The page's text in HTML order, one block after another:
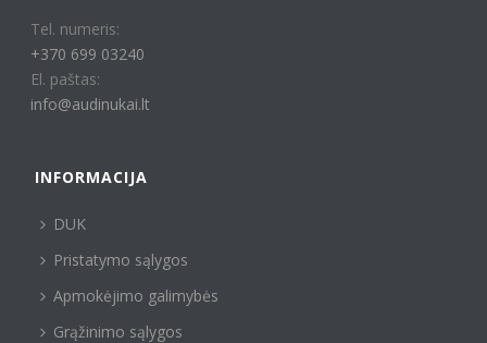
Tel. numeris:
+370 699 03240
El. paštas:
info@audinukai.lt
INFORMACIJA
DUK
Pristatymo sąlygos
Apmokėjimo galimybės
Grąžinimo sąlygos